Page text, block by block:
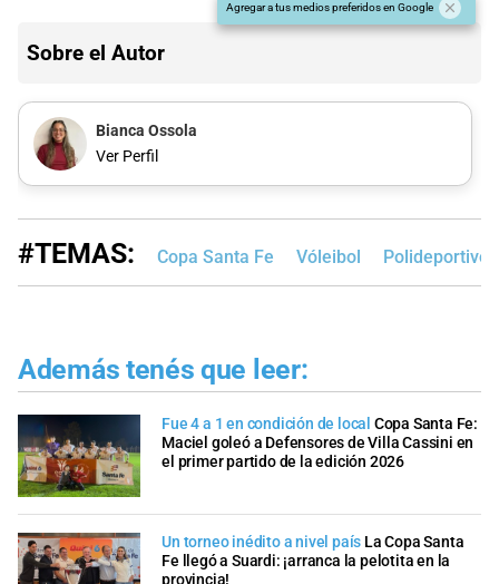
Agregar a tus medios preferidos en Google
Sobre el Autor
Bianca Ossola
Ver Perfil
#TEMAS: Copa Santa Fe Vóleibol Polideportivo
Además tenés que leer:
Fue 4 a 1 en condición de local Copa Santa Fe:
Maciel goleó a Defensores de Villa Cassini en
el primer partido de la edición 2026
Un torneo inédito a nivel país La Copa Santa
Fe llegó a Suardi: ¡arranca la pelotita en la
provincia!